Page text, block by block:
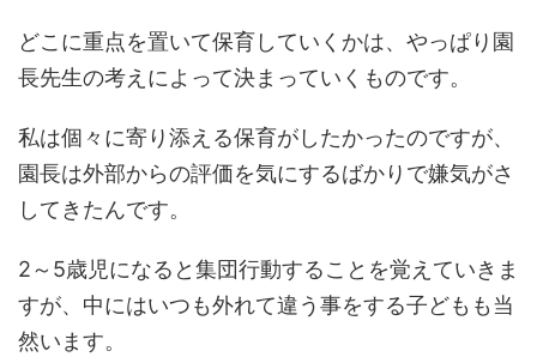
どこに重点を置いて保育していくかは、やっぱり園
長先生の考えによって決まっていくものです。
私は個々に寄り添える保育がしたかったのですが、
園長は外部からの評価を気にするばかりで嫌気がさ
してきたんです。
2～5歳児になると集団行動することを覚えていきま
すが、中にはいつも外れて違う事をする子どもも当
然います。